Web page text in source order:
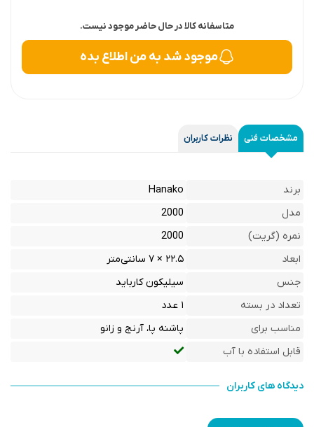
متاسفانه کالا در حال حاضر موجود نیست.
موجود شد به من اطلاع بده
مشخصات فنی نظرات کاربران
برند
Hanako
مدل
2000
نمره (گريت)
2000
ابعاد
۲۲.۵ × ۷ سانتی‌متر
جنس
سیلیکون کارباید
تعداد در بسته
۱ عدد
مناسب برای
پاشنه پا، آرنج و زانو
قابل استفاده با آب
دیدگاه های کاربران